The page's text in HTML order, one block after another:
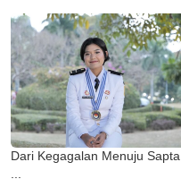
Dari Kegagalan Menuju Sapta
...